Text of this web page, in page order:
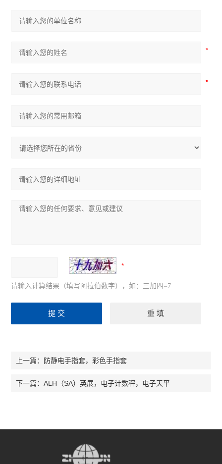
请输入计算结果（填写阿拉伯数字），如：三加四=7
上一篇： 防静电手指套，彩色手指套
下一篇：ALH（SA）英展，电子计数秤，电子天平